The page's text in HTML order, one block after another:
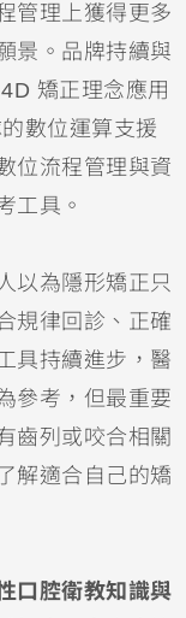
管理上獲得更多
景。品牌持續與
矯正理念應用
數位運算支援
位流程管理與資
工具。
以為隱形矯正只
規律回診、正確
具持續進步，醫
參考，但最重要
齒列或咬合相關
解適合自己的矯
口腔衛教知識與